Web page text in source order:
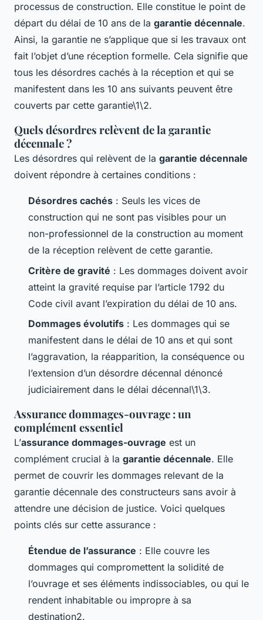
processus de construction. Elle constitue le point de
départ du délai de 10 ans de la garantie décennale.
Ainsi, la garantie ne s’applique que si les travaux ont
fait l’objet d’une réception formelle. Cela signifie que
tous les désordres cachés à la réception et qui se
manifestent dans les 10 ans suivants peuvent être
couverts par cette garantie\1\2.
Quels désordres relèvent de la garantie
décennale ?
Les désordres qui relèvent de la garantie décennale
doivent répondre à certaines conditions :
Désordres cachés : Seuls les vices de
construction qui ne sont pas visibles pour un
non-professionnel de la construction au moment
de la réception relèvent de cette garantie.
Critère de gravité : Les dommages doivent avoir
atteint la gravité requise par l’article 1792 du
Code civil avant l’expiration du délai de 10 ans.
Dommages évolutifs : Les dommages qui se
manifestent dans le délai de 10 ans et qui sont
l’aggravation, la réapparition, la conséquence ou
l’extension d’un désordre décennal dénoncé
judiciairement dans le délai décennal\1\3.
Assurance dommages-ouvrage : un
complément essentiel
L’assurance dommages-ouvrage est un
complément crucial à la garantie décennale. Elle
permet de couvrir les dommages relevant de la
garantie décennale des constructeurs sans avoir à
attendre une décision de justice. Voici quelques
points clés sur cette assurance :
Étendue de l’assurance : Elle couvre les
dommages qui compromettent la solidité de
l’ouvrage et ses éléments indissociables, ou qui le
rendent inhabitable ou impropre à sa
destination2.